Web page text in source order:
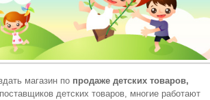
магазин по продаже детских товаров,
детских товаров, многие работают